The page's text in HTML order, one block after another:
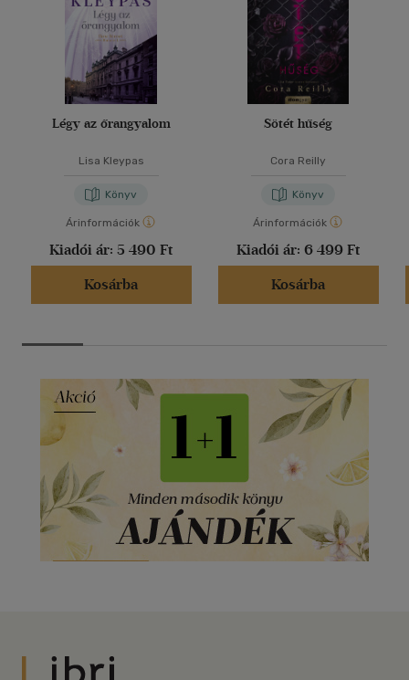
Légy az őrangyalom
Lisa Kleypas
Könyv
Árinformációk
Kiadói ár: 5 490 Ft
Kosárba
Sötét hűség
Cora Reilly
Könyv
Árinformációk
Kiadói ár: 6 499 Ft
Kosárba
Libri